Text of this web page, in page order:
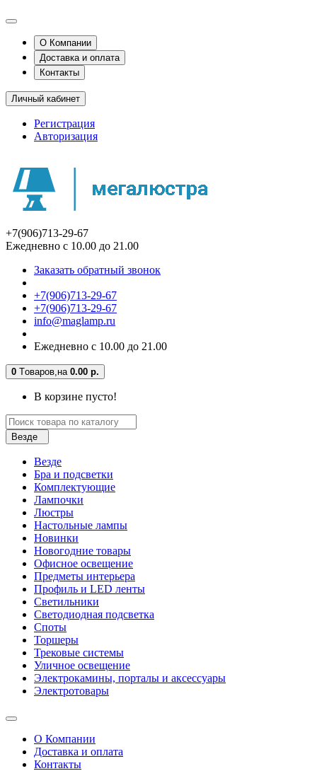
О Компании
Доставка и оплата
Контакты
Личный кабинет
Регистрация
Авторизация
+7(906)713-29-67
Ежедневно с 10.00 до 21.00
Заказать обратный звонок
+7(906)713-29-67
+7(906)713-29-67
info@maglamp.ru
Ежедневно с 10.00 до 21.00
0 Tоваров,на 0.00 р.
В корзине пусто!
Везде
Везде
Бра и подсветки
Комплектующие
Лампочки
Люстры
Настольные лампы
Новинки
Новогодние товары
Офисное освещение
Предметы интерьера
Профиль и LED ленты
Светильники
Светодиодная подсветка
Споты
Торшеры
Трековые системы
Уличное освещение
Электрокамины, порталы и аксессуары
Электротовары
О Компании
Доставка и оплата
Контакты